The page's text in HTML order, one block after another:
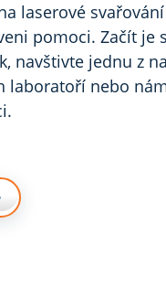
laserové
pomoci. Začít je
navštivte jednu z
laboratoří nebo